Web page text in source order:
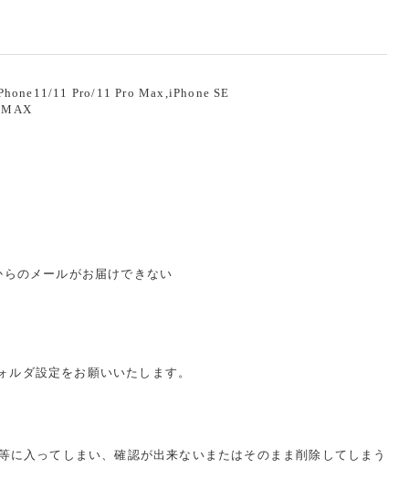
11 Pro/11 Pro Max,iPhone SE
のメールがお届けできない
ダ設定をお願いいたします。
入ってしまい、確認が出来ないまたはそのまま削除してしまう